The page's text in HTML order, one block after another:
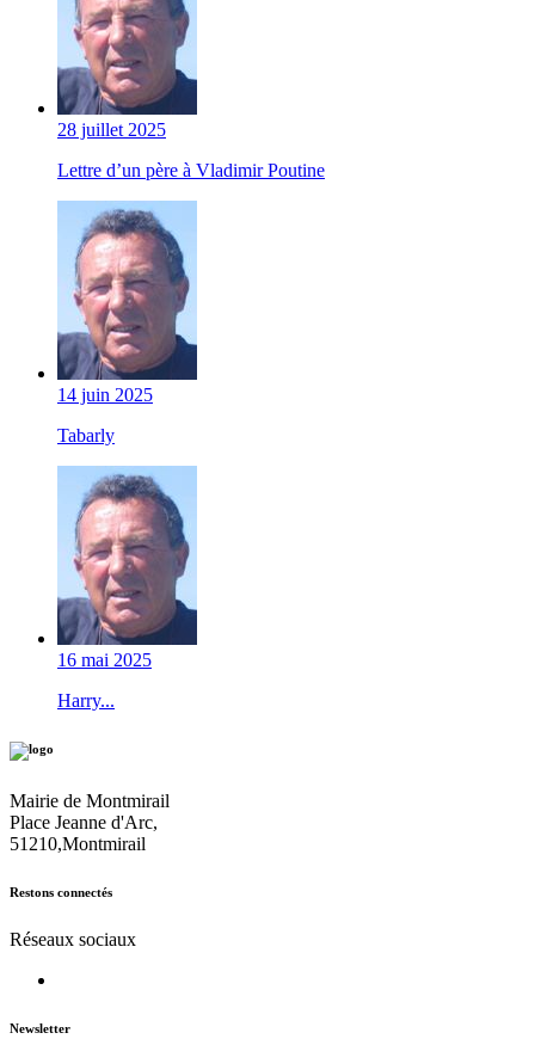
28 juillet 2025
Lettre d’un père à Vladimir Poutine
14 juin 2025
Tabarly
16 mai 2025
Harry...
Mairie de Montmirail
Place Jeanne d'Arc,
51210,Montmirail
Restons connectés
Réseaux sociaux
Newsletter